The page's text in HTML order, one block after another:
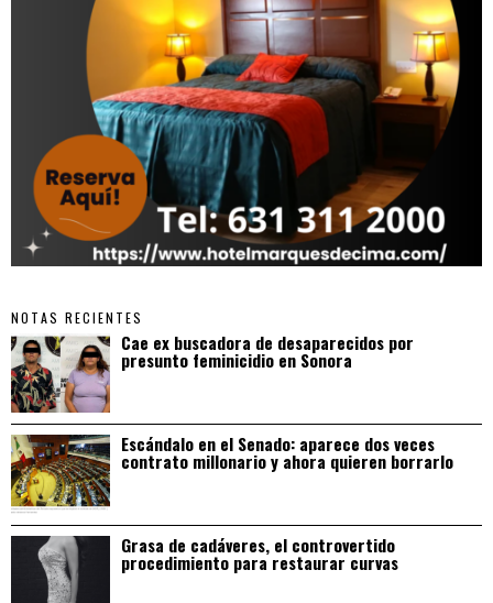
NOTAS RECIENTES
Cae ex buscadora de desaparecidos por
presunto feminicidio en Sonora
Escándalo en el Senado: aparece dos veces
contrato millonario y ahora quieren borrarlo
Grasa de cadáveres, el controvertido
procedimiento para restaurar curvas